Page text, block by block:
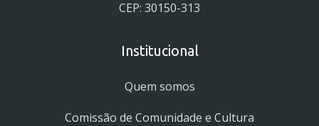
CEP: 30150-313
Institucional
Quem somos
Comissão de Comunidade e Cultura